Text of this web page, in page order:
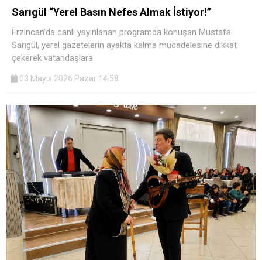
Sarıgül “Yerel Basın Nefes Almak İstiyor!”
Erzincan’da canlı yayınlanan programda konuşan Mustafa
Sarıgül, yerel gazetelerin ayakta kalma mücadelesine dikkat
çekerek vatandaşlara
03 Mayıs 2026 Pazar 14:58